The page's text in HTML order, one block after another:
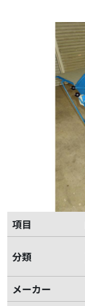
項目
分類
メーカー